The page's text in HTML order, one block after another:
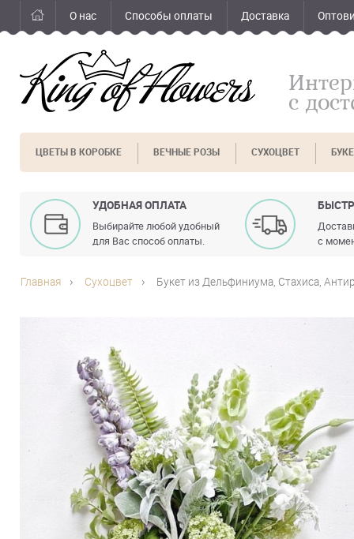
О нас Способы оплаты Доставка
с
ЦВЕТЫ В КОРОБКЕ ВЕЧНЫЕ РОЗЫ СУХОЦВЕТ
УДОБНАЯ ОПЛАТА
Выбирайте любой удобный
для Вас способ оплаты.
с
Главная Сухоцвет Букет из Дельфиниума, Стахиса,